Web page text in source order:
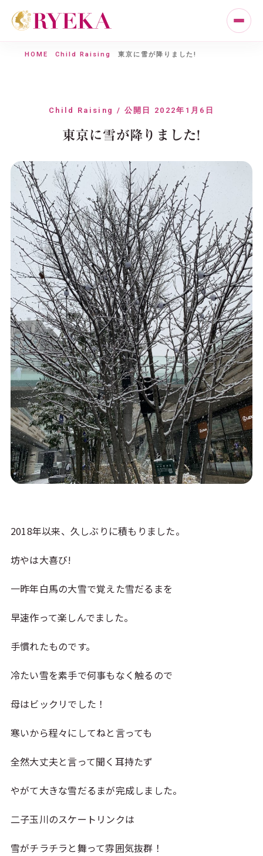
HOME Child Raising 東京に雪が降りました!
Child Raising / 公開日 2022年1月6日
東京に雪が降りました!
2018年以来、久しぶりに積もりました。
坊やは大喜び!
一昨年白馬の大雪で覚えた雪だるまを
早速作って楽しんでました。
手慣れたものです。
冷たい雪を素手で何事もなく触るので
母はビックリでした！
寒いから程々にしてねと言っても
全然大丈夫と言って聞く耳持たず
やがて大きな雪だるまが完成しました。
二子玉川のスケートリンクは
雪がチラチラと舞って雰囲気抜群！